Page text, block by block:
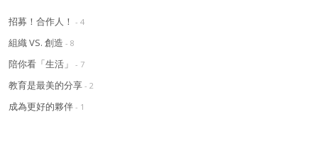
招募！合作人！ - 4
組織 VS. 創造 - 8
陪你看「生活」 - 7
教育是最美的分享 - 2
成為更好的夥伴 - 1